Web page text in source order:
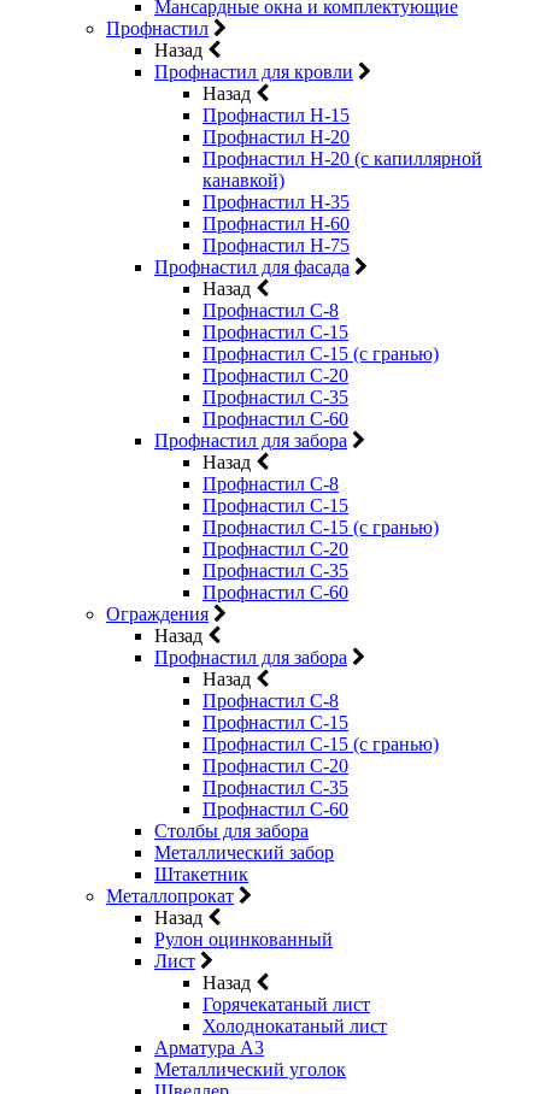
Мансардные окна и комплектующие
Профнастил
Назад
Профнастил для кровли
Назад
Профнастил Н-15
Профнастил Н-20
Профнастил Н-20 (с капиллярной
канавкой)
Профнастил Н-35
Профнастил Н-60
Профнастил Н-75
Профнастил для фасада
Назад
Профнастил С-8
Профнастил С-15
Профнастил С-15 (с гранью)
Профнастил С-20
Профнастил С-35
Профнастил С-60
Профнастил для забора
Назад
Профнастил С-8
Профнастил С-15
Профнастил С-15 (с гранью)
Профнастил С-20
Профнастил С-35
Профнастил С-60
Ограждения
Назад
Профнастил для забора
Назад
Профнастил С-8
Профнастил С-15
Профнастил С-15 (с гранью)
Профнастил С-20
Профнастил С-35
Профнастил С-60
Столбы для забора
Металлический забор
Штакетник
Металлопрокат
Назад
Рулон оцинкованный
Лист
Назад
Горячекатаный лист
Холоднокатаный лист
Арматура А3
Металлический уголок